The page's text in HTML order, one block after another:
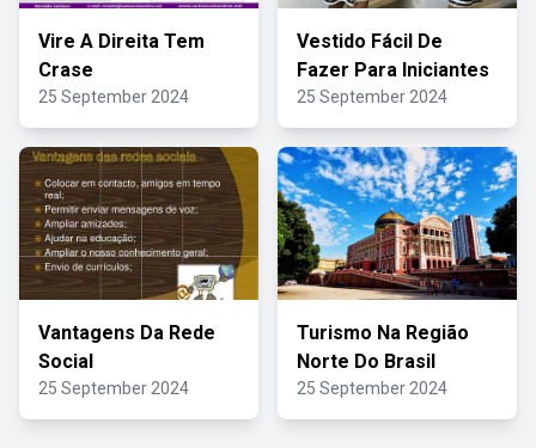
Vire A Direita Tem
Crase
25 September 2024
Vestido Fácil De
Fazer Para Iniciantes
25 September 2024
Vantagens Da Rede
Social
25 September 2024
Turismo Na Região
Norte Do Brasil
25 September 2024